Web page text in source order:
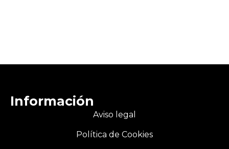
Información
Aviso legal
Política de Cookies